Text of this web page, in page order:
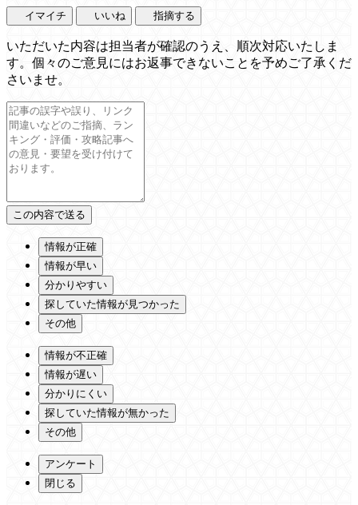
イマイチ いいね 指摘する
いただいた内容は担当者が確認のうえ、順次対応いたしま
す。個々のご意見にはお返事できないことを予めご了承くだ
さいませ。
情報が正確
情報が早い
分かりやすい
探していた情報が見つかった
その他
情報が不正確
情報が遅い
分かりにくい
探していた情報が無かった
その他
アンケート
閉じる